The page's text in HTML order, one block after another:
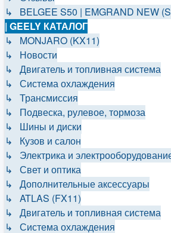
↳ BELGEE S50 | EMGRAND NEW
| GEELY КАТАЛОГ
↳ MONJARO (KX11)
↳ Новости
↳ Двигатель и топливная система
↳ Система охлаждения
↳ Трансмиссия
↳ Подвеска, рулевое, тормоза
↳ Шины и диски
↳ Кузов и салон
↳ Электрика и
↳ Свет и оптика
↳ Дополнительные аксессуары
↳ ATLAS (FX11)
↳ Двигатель и топливная система
↳ Система охлаждения